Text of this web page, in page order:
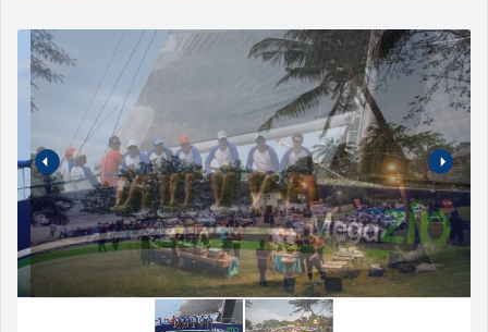
Campagne de sécurité routière ‘Seven Days of Danger’ de